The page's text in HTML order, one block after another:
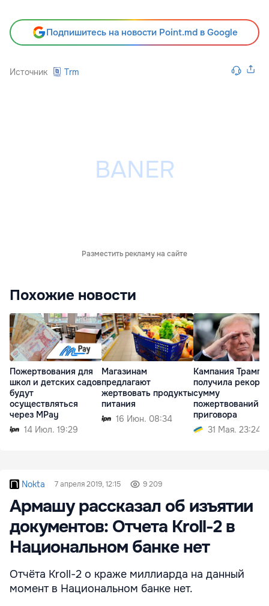
Подпишитесь на новости Point.md в Google
Источник Trm
Разместить рекламу на сайте
Похожие новости
Пожертвования для
школ и детских садов
будут
осуществляться
через MPay
14 Июл. 19:29
Магазинам
предлагают
жертвовать продукты
питания
16 Июн. 08:34
Кампания Трампа
получила
сумму
пожертвований
приговора
31 Мая. 23:24
Nokta 7 апреля 2019, 12:15 9 209
Армашу рассказал об изъятии
документов: Отчета Kroll-2 в
Национальном банке нет
Отчёта Kroll-2 о краже миллиарда на данный
момент в Национальном банке нет.